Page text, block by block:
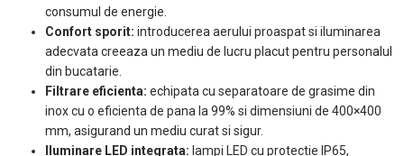
consumul de energie.
Confort sporit: introducerea aerului proaspat si iluminarea
adecvata creeaza un mediu de lucru placut pentru personalul
din bucatarie.
Filtrare eficienta: echipata cu separatoare de grasime din
inox cu o eficienta de pana la 99% si dimensiuni de 400×400
mm, asigurand un mediu curat si sigur.
Iluminare LED integrata: lampi LED cu protectie IP65,